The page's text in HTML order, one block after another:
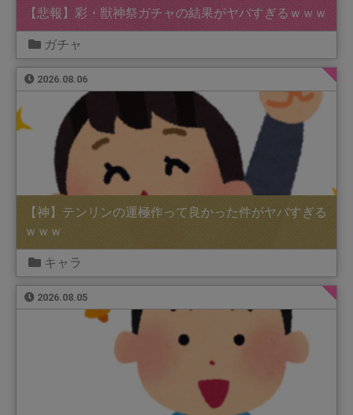
【悲報】彩・獣神祭ガチャの結果がヤバすぎるｗｗｗ
ガチャ
2026.08.06
【神】テンリンの運極作って良かった件がヤバすぎる
ｗｗｗ
キャラ
2026.08.05